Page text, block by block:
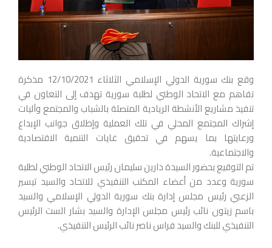
وقع بنك سورية الدولي الإسلامي الثلاثاء 12/10/2021 مذكرة
تفاهم مع الاتحاد الوطني لطلبة سورية تهدف إلى التعاون في
تنفيذ مشاريع الأنشطة الريادية المتصلة بالشباب والمجتمع وآليات
إشراك المجتمع المحلي في تلك العملية وإطلاق جوانب الإبداع
ورعايتها بما يسهم في تحقيق غايات التنمية الاقتصادية
والاجتماعية.
تم التوقيع بحضور السيدة دارين سليمان رئيس الاتحاد الوطني لطلبة
سورية وعدد من أعضاء المكتب التنفيذي للاتحاد والسيد تيسير
الزعبي رئيس مجلس إدارة بنك سورية الدولي الإسلامي والسيد
باسم زيتون نائب رئيس مجلس الإدارة والسيد بشار الست الرئيس
التنفيذي للبنك والسيد فراس ناصر نائب الرئيس التنفيذي.